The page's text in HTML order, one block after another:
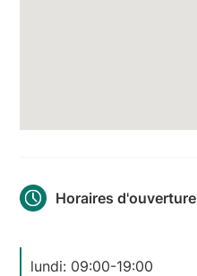
Horaires d'ouverture
lundi: 09:00-19:00